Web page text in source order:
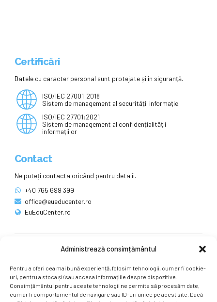
Administrează consimțământul
Pentru a oferi cea mai bună experiență, folosim tehnologii, cum ar fi cookie-
uri, pentru a stoca și/sau accesa informațiile despre dispozitive.
Consimțământul pentru aceste tehnologii ne permite să procesăm date,
cum ar fi comportamentul de navigare sau ID-uri unice pe acest site. Dacă
Certificări
Datele cu caracter personal sunt protejate și în siguranță.
ISO/IEC 27001:2018
Sistem de management al securității informației
ISO/IEC 27701:2021
Sistem de management al confidențialității
informațiilor
Contact
Ne puteți contacta oricând pentru detalii.
+40 765 699 399
office@eueducenter.ro
EuEduCenter.ro
Ne puteți găsi și pe rețelele sociale.